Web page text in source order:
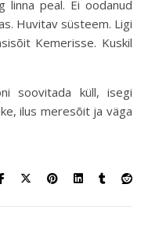
linna peal. Ei oodanud
Huvitav süsteem. Ligi
Kemerisse. Kuskil
soovitada küll, isegi
ilus meresõit ja väga